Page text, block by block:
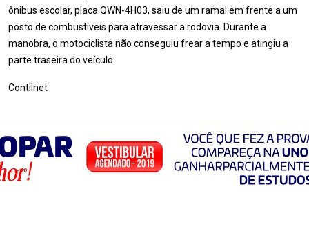
ônibus escolar, placa QWN-4H03, saiu de um ramal em frente a um
posto de combustíveis para atravessar a rodovia. Durante a
manobra, o motociclista não conseguiu frear a tempo e atingiu a
parte traseira do veículo.
Contilnet